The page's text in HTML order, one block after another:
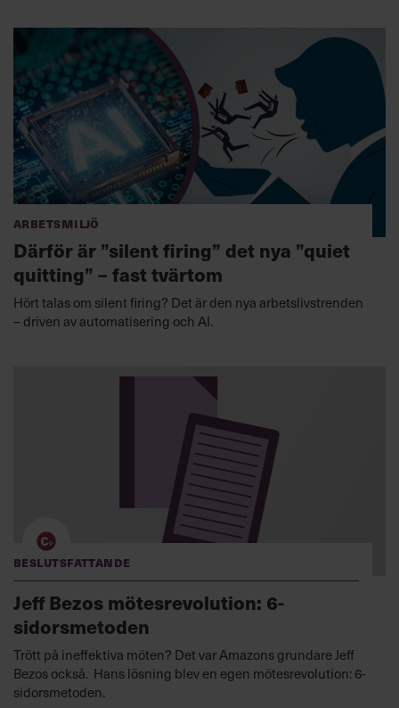
Arbetsmiljö
Därför är ”silent firing” det nya ”quiet
quitting” – fast tvärtom
Hört talas om silent firing? Det är den nya arbetslivstrenden
– driven av automatisering och AI.
Beslutsfattande
Jeff Bezos mötesrevolution: 6-
sidorsmetoden
Trött på ineffektiva möten? Det var Amazons grundare Jeff
Bezos också. Hans lösning blev en egen mötesrevolution: 6-
sidorsmetoden.